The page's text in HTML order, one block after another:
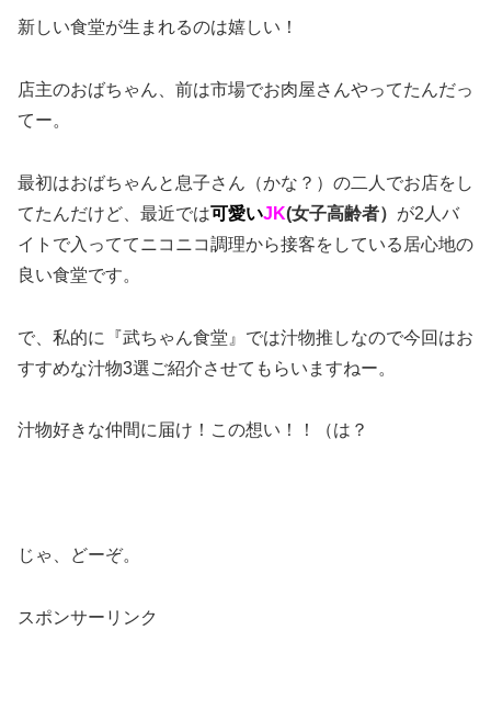
新しい食堂が生まれるのは嬉しい！
店主のおばちゃん、前は市場でお肉屋さんやってたんだっ
てー。
最初はおばちゃんと息子さん（かな？）の二人でお店をし
てたんだけど、最近では可愛いJK(女子高齢者） が2人バ
イトで入っててニコニコ調理から接客をしている居心地の
良い食堂です。
で、私的に『武ちゃん食堂』では汁物推しなので今回はお
すすめな汁物3選ご紹介させてもらいますねー。
汁物好きな仲間に届け！この想い！！（は？
じゃ、どーぞ。
スポンサーリンク